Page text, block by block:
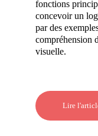
fonctions
concevoir un
par des
compréhension
visuelle.
Lire